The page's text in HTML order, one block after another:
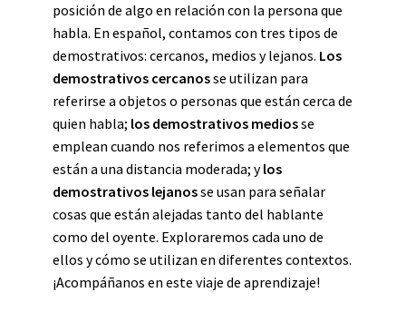
posición de algo en relación con la persona que
habla. En español, contamos con tres tipos de
demostrativos: cercanos, medios y lejanos. Los
demostrativos cercanosse utilizan para
referirse a objetos o personas que están cerca de
quien habla; los demostrativos mediosse
emplean cuando nos referimos a elementos que
están a una distancia moderada; ylos
demostrativos lejanosse usan para señalar
cosas que están alejadas tanto del hablante
como del oyente. Exploraremos cada uno de
ellos y cómo se utilizan en diferentes contextos.
¡Acompáñanos en este viaje de aprendizaje!